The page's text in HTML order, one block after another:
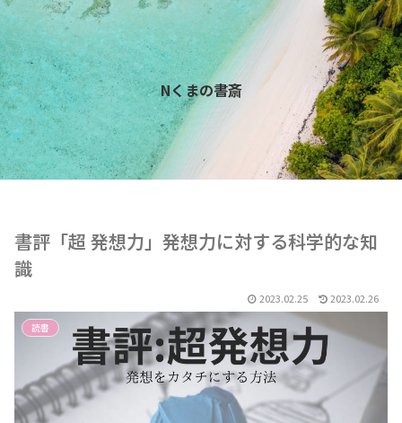
Nくまの書斎
書評「超 発想力」発想力に対する科学的な知
識
2023.02.25 2023.02.26
読書